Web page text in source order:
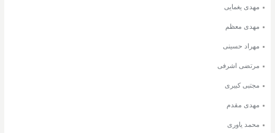
مهدی یغمایی
مهدی معظم
مهراد حسینی
مرتضی اشرفی
مجتبی کبیری
مهدی مقدم
محمد یاوری